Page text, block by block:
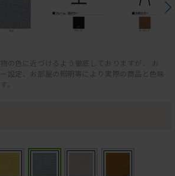
の色に近づけるよう徹底しておりますが、 お
設定、お部屋の照明等により実際の商品と色味
。